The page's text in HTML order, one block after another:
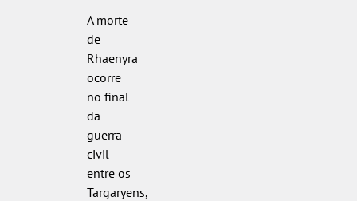
A morte
de
Rhaenyra
ocorre
no final
da
guerra
civil
entre os
Targaryens,